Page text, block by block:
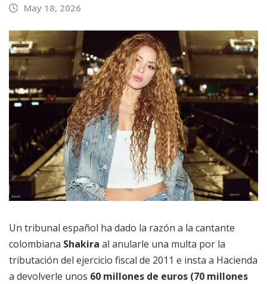
May 18, 2026
Un tribunal español ha dado la razón a la cantante
colombiana Shakira al anularle una multa por la
tributación del ejercicio fiscal de 2011 e insta a Hacienda
a devolverle unos 60 millones de euros (70 millones